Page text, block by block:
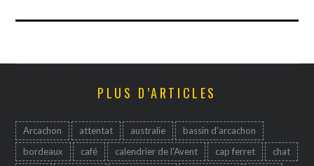
PLUS D’ARTICLES
Arcachon attentat australie
bassin d'arcachon
bordeaux
café calendrier de l'Avent cap ferret
chat